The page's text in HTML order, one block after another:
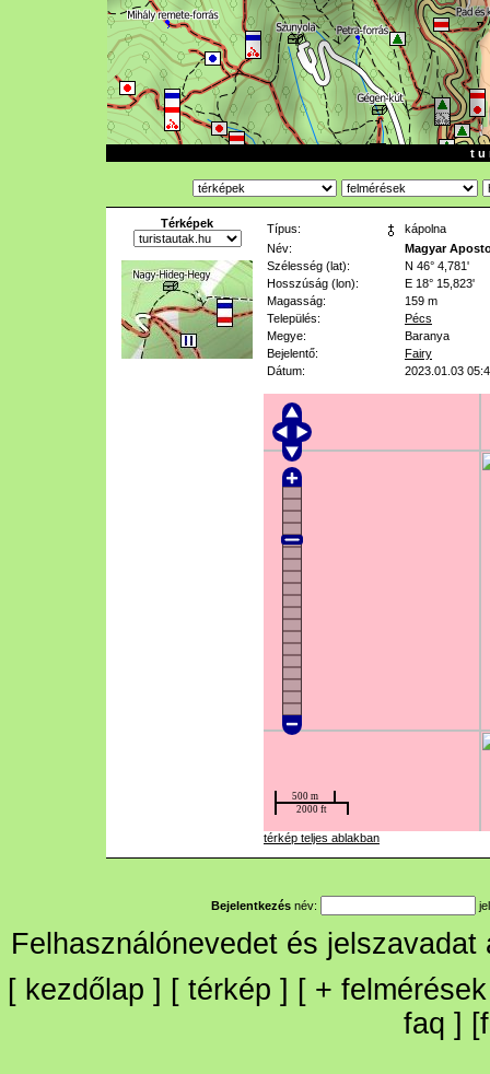
t u
Térképek Típus:
kápolna
Név:
Magyar
Szélesség (lat):
N 46° 4,781'
Hosszúság (lon):
E 18° 15,823'
Magasság:
159 m
Település:
Pécs
Megye:
Baranya
Bejelentő:
Fairy
Dátum:
2023.01.03
térkép teljes ablakban
Bejelentkezés név:
Felhasználónevedet és
[ kezdőlap ] [ térkép ] [ + felmérések
faq ] [